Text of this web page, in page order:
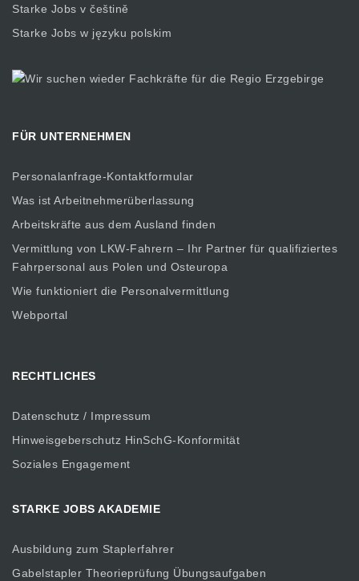
Starke Jobs v češtině
Starke Jobs w języku polskim
FÜR UNTERNEHMEN
Personalanfrage-Kontaktformular
Was ist Arbeitnehmerüberlassung
Arbeitskräfte aus dem Ausland finden
Vermittlung von LKW-Fahrern – Ihr Partner für qualifiziertes
Fahrpersonal aus Polen und Osteuropa
Wie funktioniert die Personalvermittlung
Webportal
RECHTLICHES
Datenschutz / Impressum
Hinweisgeberschutz HinSchG-Konformität
Soziales Engagement
STARKE JOBS AKADEMIE
Ausbildung zum Staplerfahrer
Gabelstapler Theorieprüfung Übungsaufgaben